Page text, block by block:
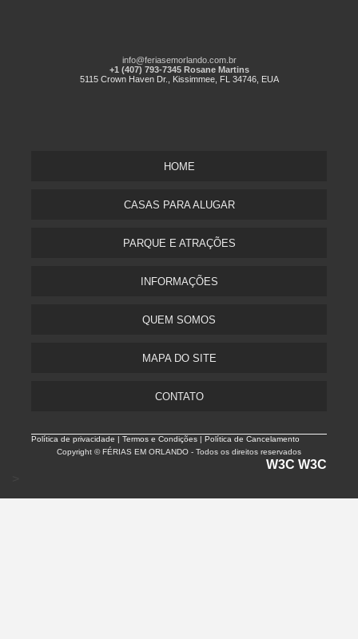
info@feriasemorlando.com.br
+1 (407) 793-7345 Rosane Martins
5115 Crown Haven Dr., Kissimmee, FL 34746, EUA
HOME
CASAS PARA ALUGAR
PARQUE E ATRAÇÕES
INFORMAÇÕES
QUEM SOMOS
MAPA DO SITE
CONTATO
Política de privacidade |Termos e Condições | Política de Cancelamento
Copyright © FÉRIAS EM ORLANDO - Todos os direitos reservados
W3C W3C